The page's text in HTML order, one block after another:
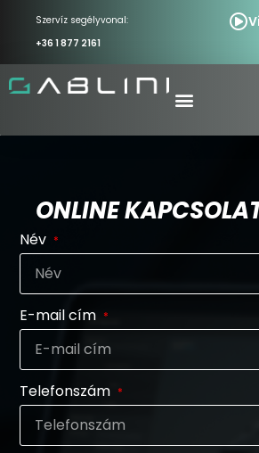
Szervíz segélyvonal:
+36 1 877 2161
ONLINE
Név
E-mail cím
Telefonszám